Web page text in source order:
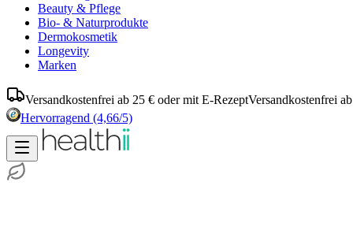
Beauty & Pflege
Bio- & Naturprodukte
Dermokosmetik
Longevity
Marken
Versandkostenfrei ab 25 € oder mit E-RezeptVersandkostenfrei
Hervorragend (4,66/5)